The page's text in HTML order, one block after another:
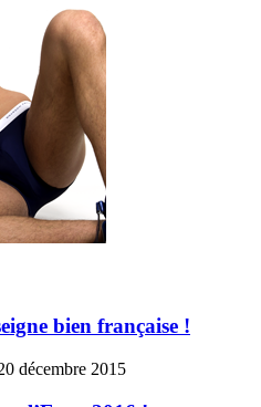
bien française !
décembre 2015